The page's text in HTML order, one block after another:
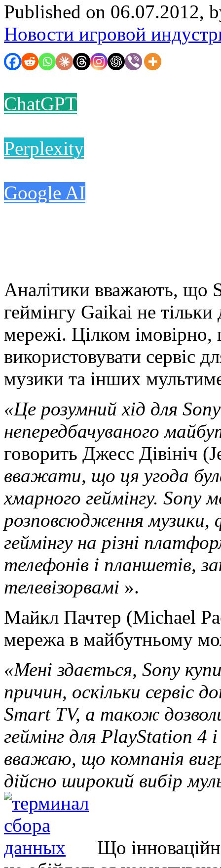
Published on 06.07.2012,
Новости игровой
ChatGPT
Perplexity
Google AI
Аналітики вважають, що
геймінгу Gaikai не тільки
мережі. Цілком
використовувати сервіс
музики та інших
«Це розумний хід для
непередбачуваного
говорить Джесс Дівініч
вважати, що ця угода
хмарного геймінгу. Sony
розповсюдження музики,
геймінгу на різні
телефонів і планшетів,
телевізорвамі ».
Майкл Пачтер (Michael
мережа в майбутньому
«Мені здається, Sony
причин, оскільки сервіс
Smart TV, а також
геймінг для PlayStation 4
вважаю, що компанія
дійсно широкий вибір
Що